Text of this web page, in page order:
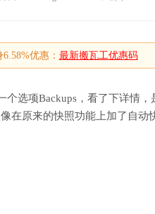
优惠： 最新搬瓦工优惠码
选项Backups，看了下详情
在原来的快照功能上加了自动